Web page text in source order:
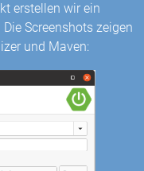
erstellen wir ein
Screenshots zeigen
und Maven: